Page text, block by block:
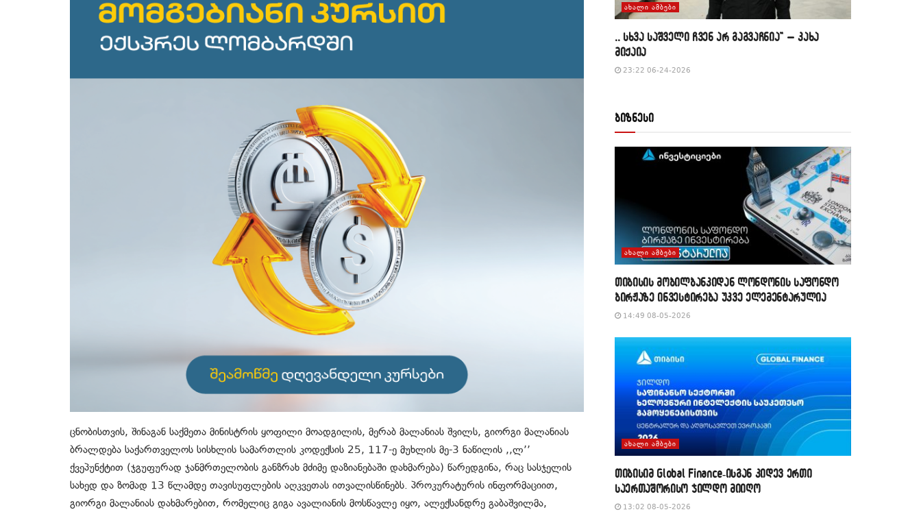
ცნობისთვის, შინაგან საქმეთა მინისტრის ყოფილი მოადგილის, მერაბ მალანიას შვილს, გიორგი მალანიას
ბრალდება საქართველოს სისხლის სამართლის კოდექსის 25, 117-ე მუხლის მე-3 ნაწილის ,,ლ’’
ქვეპუნქტით (ჯგუფურად ჯანმრთელობის განზრახ მძიმე დაზიანებაში დახმარება) წარედგინა, რაც სასჯელის
სახედ და ზომად 13 წლამდე თავისუფლების აღკვეთას ითვალისწინებს. პროკურატურის ინფორმაციით,
გიორგი მალანიას დახმარებით, რომელიც გიგა ავალიანის მოსწავლე იყო, ალექსანდრე გაბაშვილმა,
ᲐᲮᲐᲚᲘ ᲐᲛᲑᲔᲑᲘ
,, სხვა საშველი ჩვენ არ გაგვაჩნია” – კახა
მიქაია
23:22 06-24-2026
ბიზნესი
ᲐᲮᲐᲚᲘ ᲐᲛᲑᲔᲑᲘ
თიბისის მობილბანკიდან ლონდონის საფონდო
ბირჟაზე ინვესტირება უკვე ელემენტარულია
14:49 08-05-2026
ᲐᲮᲐᲚᲘ ᲐᲛᲑᲔᲑᲘ
თიბისიმ Global Finance-ისგან კიდევ ერთი
საერთაშორისო ჯილდო მიიღო
13:02 08-05-2026